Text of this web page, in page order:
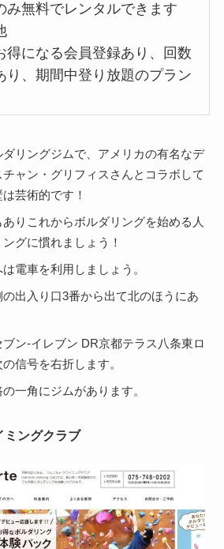
無料でレンタルできます
得になる会員登録あり、回数
り、期間中登り放題のプラン
リングジムで、アメリカの有名なデ
ャン・グリフィスさんとコラボして
芸術的です！
りこれからボルダリングを始める人
グに慣れましょう！
電車を利用しましょう。
の出入り口3番から出て北のほうにあ
ン-イレブン DR京都テラス八条東ロ
信号を右折します。
一角にジムがあります。
ミングクラブ